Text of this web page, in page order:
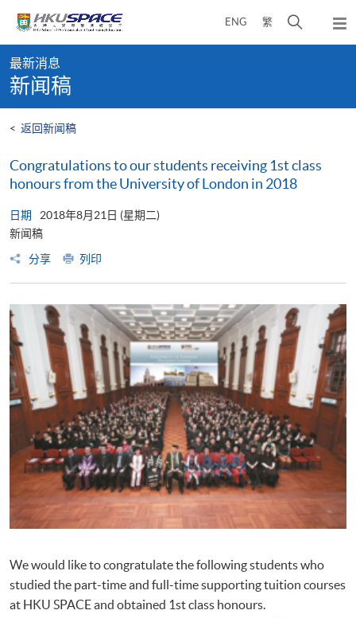
content
ENG 繁
开
弹
出
content
start
最新消息
新闻稿
< 返回新闻稿
Congratulations to our students receiving 1st class
honours from the University of London in 2018
日期
2018年8月21日 (星期二)
新闻稿
分享
列印
We would like to congratulate the following students who
studied the part-time and full-time supporting tuition courses
at HKU SPACE and obtained 1st class honours.